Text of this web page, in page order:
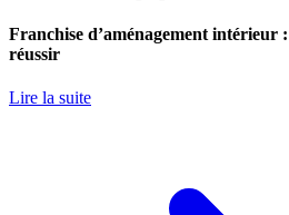
Franchise d’aménagement intérieur
réussir
Lire la suite